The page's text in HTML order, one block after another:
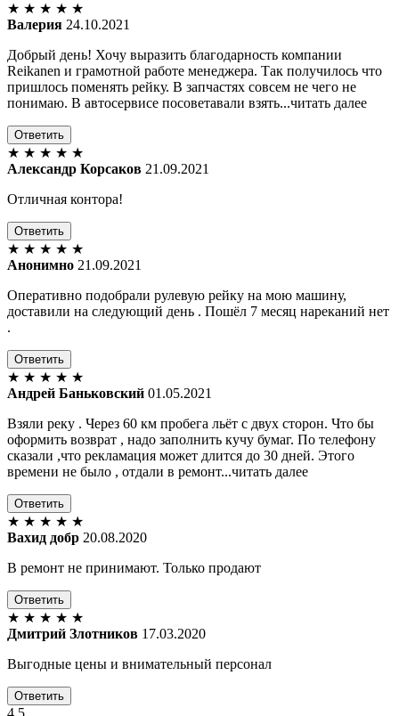
★ ★ ★ ★ ★
Валерия 24.10.2021
Добрый день! Хочу выразить благодарность компании
Reikanen и грамотной работе менеджера. Так получилось что
пришлось поменять рейку. В запчастях совсем не чего не
понимаю. В автосервисе посоветавали взять...читать далее
Ответить
★ ★ ★ ★ ★
Александр Корсаков 21.09.2021
Отличная контора!
Ответить
★ ★ ★ ★ ★
Анонимно 21.09.2021
Оперативно подобрали рулевую рейку на мою машину,
доставили на следующий день . Пошёл 7 месяц нареканий нет
.
Ответить
★ ★ ★ ★ ★
Андрей Баньковский 01.05.2021
Взяли реку . Через 60 км пробега льёт с двух сторон. Что бы
оформить возврат , надо заполнить кучу бумаг. По телефону
сказали ,что рекламация может длится до 30 дней. Этого
времени не было , отдали в ремонт...читать далее
Ответить
★ ★ ★ ★ ★
Вахид добр 20.08.2020
В ремонт не принимают. Только продают
Ответить
★ ★ ★ ★ ★
Дмитрий Злотников 17.03.2020
Выгодные цены и внимательный персонал
Ответить